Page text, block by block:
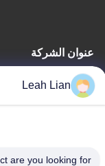
عنوان الشركة
رقم 72، طريق
Leah Lian
are you looking for?